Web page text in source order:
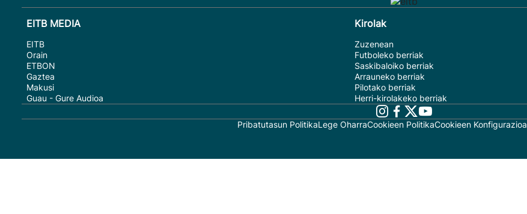
EITB MEDIA
EITB
Orain
ETBON
Gaztea
Makusi
Guau - Gure Audioa
Kirolak
Zuzenean
Futboleko berriak
Saskibaloiko berriak
Arrauneko berriak
Pilotako berriak
Herri-kirolakeko berriak
Pribatutasun PolitikaLege OharraCookieen PolitikaCookieen Konfigurazioa